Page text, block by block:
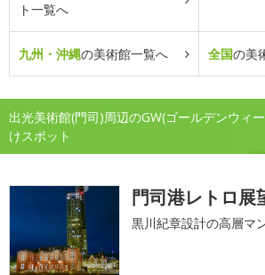
ト一覧へ
九州・沖縄の美術館一覧へ 全国の美
出光美術館(門司)周辺のGW(ゴールデンウィ
けスポット
門司港レトロ展
黒川紀章設計の高層マ